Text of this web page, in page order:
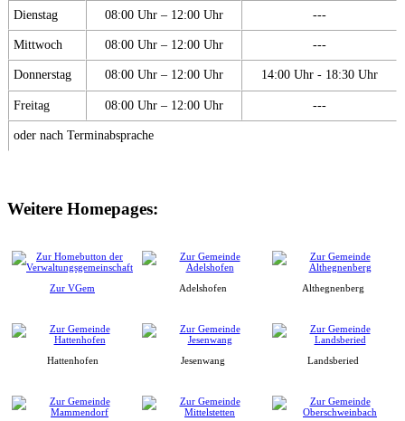
Dienstag 08:00 Uhr – 12:00 Uhr ---
Mittwoch 08:00 Uhr – 12:00 Uhr ---
Donnerstag 08:00 Uhr – 12:00 Uhr 14:00 Uhr - 18:30 Uhr
Freitag 08:00 Uhr – 12:00 Uhr ---
oder nach Terminabsprache
Weitere Homepages:
Zur VGem Adelshofen Althegnenberg
Hattenhofen Jesenwang Landsberied